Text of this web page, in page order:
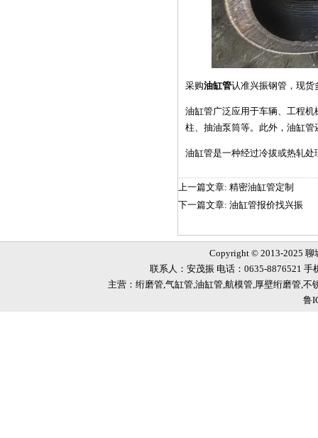
采购油缸管认准兴振钢管，现货
油缸管广泛应用于车辆、工程
柱、抽油泵筒等。此外，油缸
油缸管是一种经过冷拔或热轧
上一篇文章: 精密油缸管定制
下一篇文章: 油缸管报价找兴振
Copyright © 2013-2025 聊
联系人：安茂振 电话：0635-8876521
主营：绗磨管,气缸管,油缸管,航模管,厚壁绗磨管,
鲁